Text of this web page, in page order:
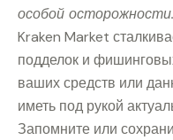
особой осторожности.
Kraken Market
подделок и
ваших средств или
иметь под рукой
Запомните или